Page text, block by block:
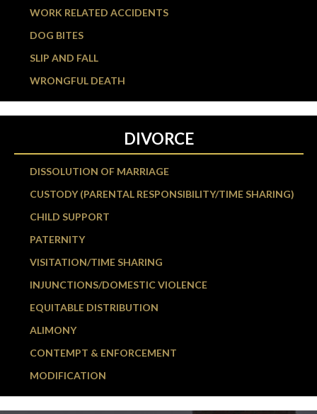
WORK RELATED ACCIDENTS
DOG BITES
SLIP AND FALL
WRONGFUL DEATH
DIVORCE
DISSOLUTION OF MARRIAGE
CUSTODY (PARENTAL RESPONSIBILITY/TIME SHARING)
CHILD SUPPORT
PATERNITY
VISITATION/TIME SHARING
INJUNCTIONS/DOMESTIC VIOLENCE
EQUITABLE DISTRIBUTION
ALIMONY
CONTEMPT & ENFORCEMENT
MODIFICATION